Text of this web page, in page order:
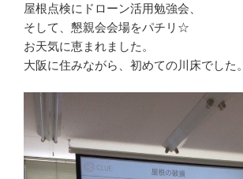
屋根点検にドローン活用勉強会、
そして、懇親会会場をパチリ☆
お天気に恵まれました。
大阪に住みながら、初めての川床でした。